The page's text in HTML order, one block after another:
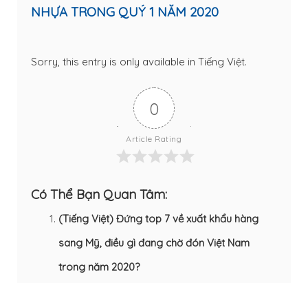
NHỰA TRONG QUÝ 1 NĂM 2020
Sorry, this entry is only available in Tiếng Việt.
0
Article Rating
Có Thể Bạn Quan Tâm:
(Tiếng Việt) Đứng top 7 về xuất khẩu hàng
sang Mỹ, điều gì đang chờ đón Việt Nam
trong năm 2020?